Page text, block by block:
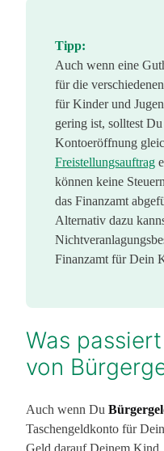
Tipp:
Auch wenn eine
für die
für Kinder und
gering ist, solltest
Kontoeröffnung
Freistellungsauftrag
können keine
das Finanzamt
Alternativ dazu
Finanzamt für Dein
Was
von
Auch wenn Du
Taschengeldkonto für
Geld darauf Deinem